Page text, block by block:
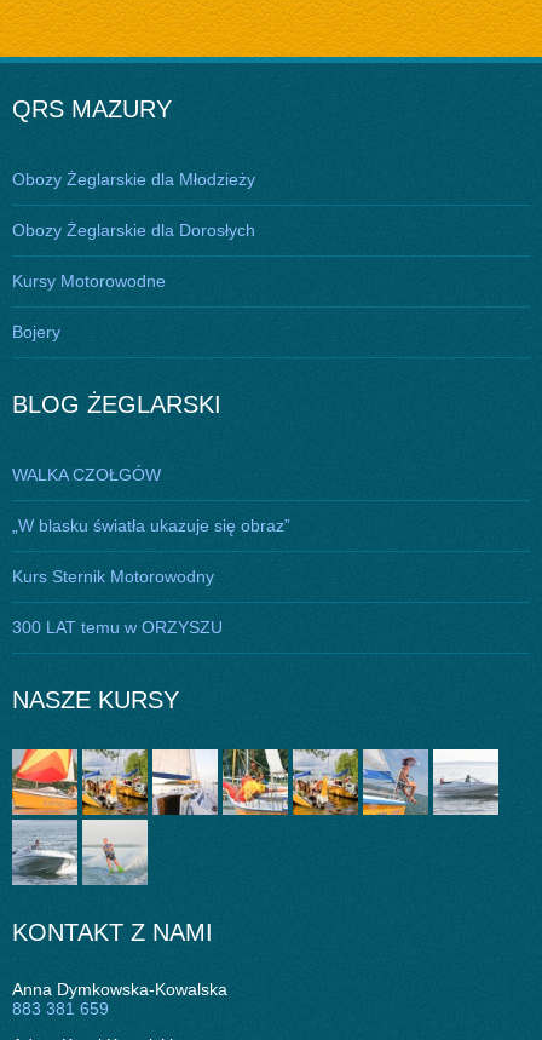
QRS MAZURY
Obozy Żeglarskie dla Młodzieży
Obozy Żeglarskie dla Dorosłych
Kursy Motorowodne
Bojery
BLOG ŻEGLARSKI
WALKA CZOŁGÓW
„W blasku światła ukazuje się obraz”
Kurs Sternik Motorowodny
300 LAT temu w ORZYSZU
NASZE KURSY
KONTAKT Z NAMI
Anna Dymkowska-Kowalska
883 381 659